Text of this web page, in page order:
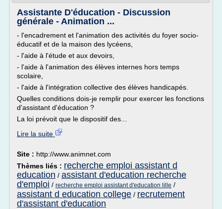
Assistante D'éducation - Discussion
générale - Animation ...
- l'encadrement et l'animation des activités du foyer socio-
éducatif et de la maison des lycéens,
- l'aide à l'étude et aux devoirs,
- l'aide à l'animation des élèves internes hors temps
scolaire,
- l'aide à l'intégration collective des élèves handicapés.
Quelles conditions dois-je remplir pour exercer les fonctions
d'assistant d'éducation ?
La loi prévoit que le dispositif des...
Lire la suite
Site : http://www.animnet.com
Thèmes liés : recherche emploi assistant d
education / assistant d'education recherche
d'emploi / recherche emploi assistant d'education lille /
assistant d education college / recrutement
d'assistant d'education